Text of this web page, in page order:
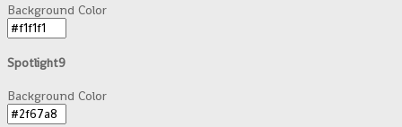
Background Color
Spotlight9
Background Color